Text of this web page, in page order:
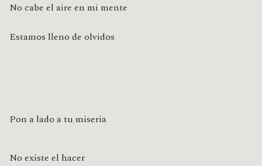
No cabe el aire en mi mente
Estamos lleno de olvidos
Pon a lado a tu miseria
No existe el hacer